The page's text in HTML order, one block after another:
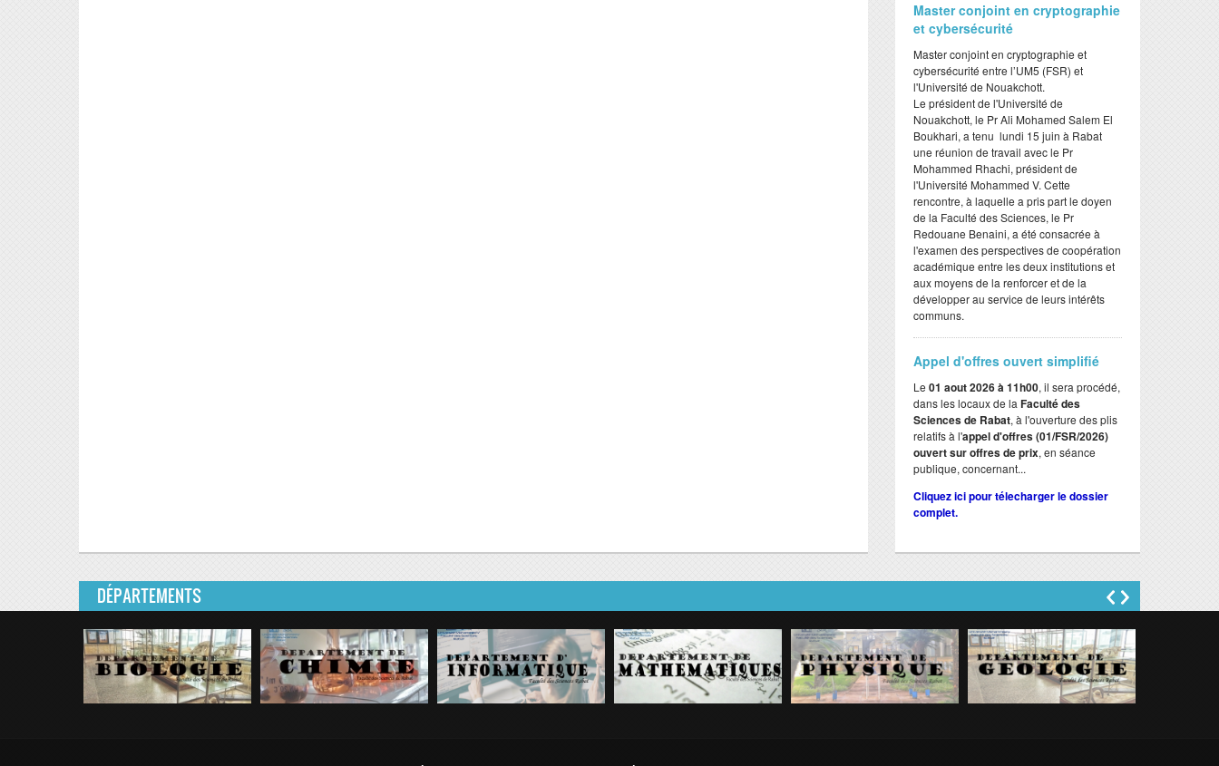
Master conjoint en cryptographie
et cybersécurité
Master conjoint en cryptographie et
cybersécurité entre l’UM5 (FSR) et
l'Université de Nouakchott.
Le président de l'Université de
Nouakchott, le Pr Ali Mohamed Salem El
Boukhari, a tenu lundi 15 juin à Rabat
une réunion de travail avec le Pr
Mohammed Rhachi, président de
l'Université Mohammed V. Cette
rencontre, à laquelle a pris part le doyen
de la Faculté des Sciences, le Pr
Redouane Benaini, a été consacrée à
l'examen des perspectives de coopération
académique entre les deux institutions et
aux moyens de la renforcer et de la
développer au service de leurs intérêts
communs.
Appel d'offres ouvert simplifié
Le 01 aout 2026 à 11h00, il sera procédé,
dans les locaux de la Faculté des
Sciences de Rabat, à l'ouverture des plis
relatifs à l'appel d'offres (01/FSR/2026)
ouvert sur offres de prix, en séance
publique, concernant...
Cliquez ici pour télecharger le dossier
complet.
DÉPARTEMENTS